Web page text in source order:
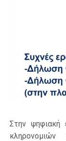
Στην ψηφιακή